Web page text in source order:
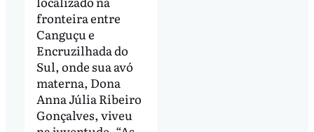
fronteira entre
Canguçu e
Encruzilhada do
Sul, onde sua avó
materna, Dona
Anna Júlia Ribeiro
Gonçalves, viveu